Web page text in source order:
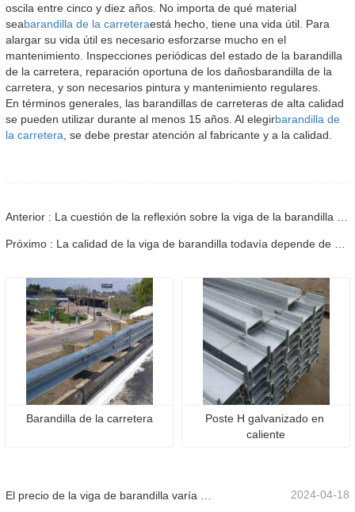
oscila entre cinco y diez años. No importa de qué material
seabarandilla de la carreteraestá hecho, tiene una vida útil. Para
alargar su vida útil es necesario esforzarse mucho en el
mantenimiento. Inspecciones periódicas del estado de la barandilla
de la carretera, reparación oportuna de los dañosbarandilla de la
carretera , y son necesarios pintura y mantenimiento regulares.
En términos generales, las barandillas de carreteras de alta calidad
se pueden utilizar durante al menos 15 años. Al elegirbarandilla de
la carretera , se debe prestar atención al fabricante y a la calidad.
Barandilla de la carretera
Poste H galvanizado en
caliente
El precio de la viga de barandilla varía debido a varios factores. 2024-04-18